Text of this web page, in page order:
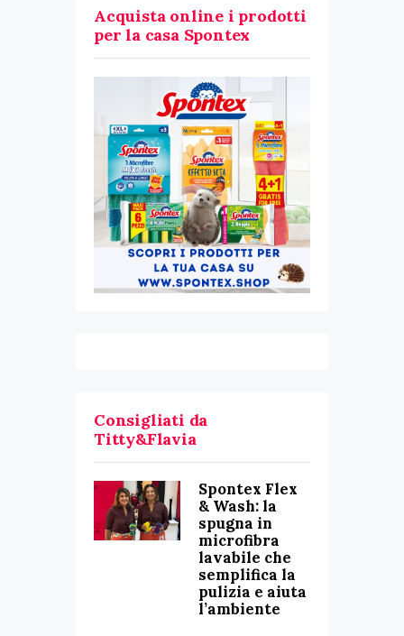
Acquista online i prodotti
per la casa Spontex
Consigliati da
Titty&Flavia
Spontex Flex
& Wash: la
spugna in
microfibra
lavabile che
semplifica la
pulizia e aiuta
l’ambiente